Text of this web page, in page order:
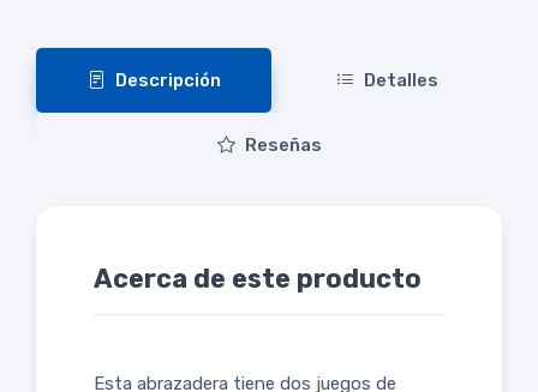
Descripción Detalles
Reseñas
Acerca de este producto
Esta abrazadera tiene dos juegos de